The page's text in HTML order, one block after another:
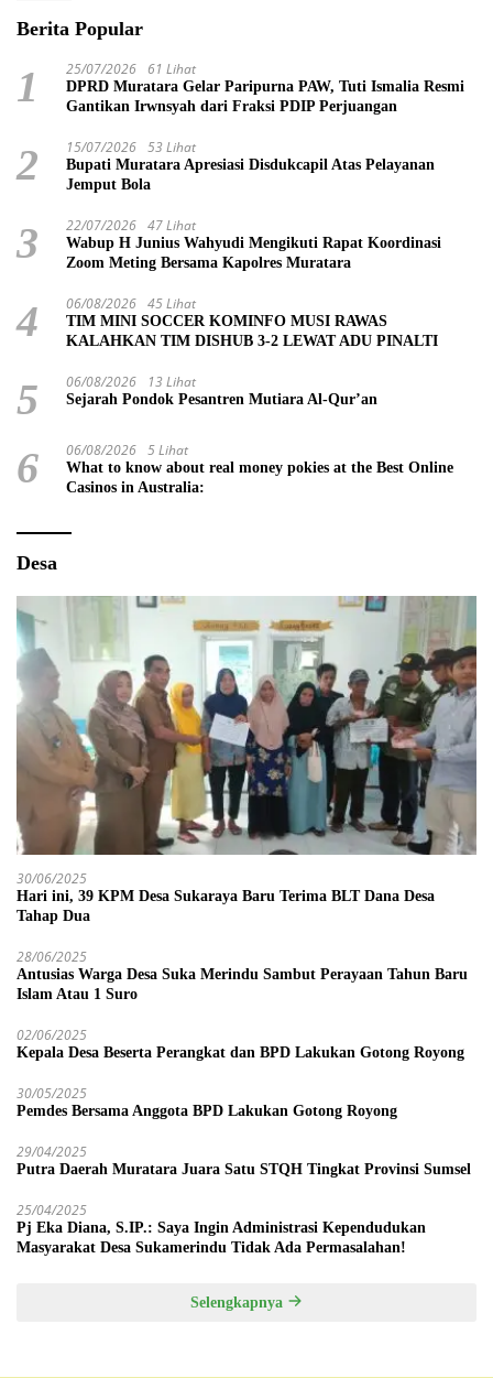
Berita Popular
1 25/07/2026 61 Lihat
DPRD Muratara Gelar Paripurna PAW, Tuti Ismalia Resmi
Gantikan Irwnsyah dari Fraksi PDIP Perjuangan
2 15/07/2026 53 Lihat
Bupati Muratara Apresiasi Disdukcapil Atas Pelayanan
Jemput Bola
3 22/07/2026 47 Lihat
Wabup H Junius Wahyudi Mengikuti Rapat Koordinasi
Zoom Meting Bersama Kapolres Muratara
4 06/08/2026 45 Lihat
TIM MINI SOCCER KOMINFO MUSI RAWAS
KALAHKAN TIM DISHUB 3-2 LEWAT ADU PINALTI
5 06/08/2026 13 Lihat
Sejarah Pondok Pesantren Mutiara Al-Qur’an
6 06/08/2026 5 Lihat
What to know about real money pokies at the Best Online
Casinos in Australia:
Desa
30/06/2025
Hari ini, 39 KPM Desa Sukaraya Baru Terima BLT Dana Desa
Tahap Dua
28/06/2025
Antusias Warga Desa Suka Merindu Sambut Perayaan Tahun Baru
Islam Atau 1 Suro
02/06/2025
Kepala Desa Beserta Perangkat dan BPD Lakukan Gotong Royong
30/05/2025
Pemdes Bersama Anggota BPD Lakukan Gotong Royong
29/04/2025
Putra Daerah Muratara Juara Satu STQH Tingkat Provinsi Sumsel
25/04/2025
Pj Eka Diana, S.IP.: Saya Ingin Administrasi Kependudukan
Masyarakat Desa Sukamerindu Tidak Ada Permasalahan!
Selengkapnya